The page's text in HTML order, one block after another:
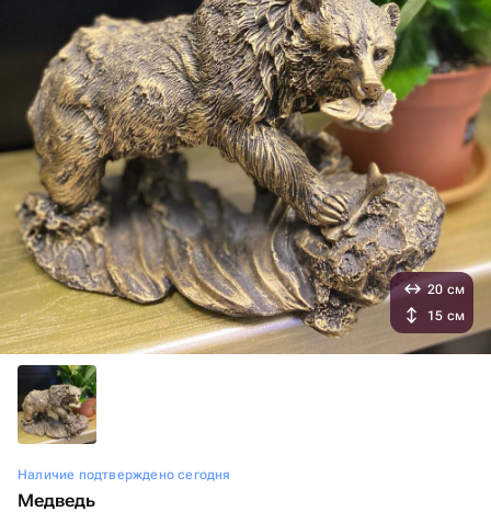
Наличие подтверждено сегодня
Медведь
20 см
15 см